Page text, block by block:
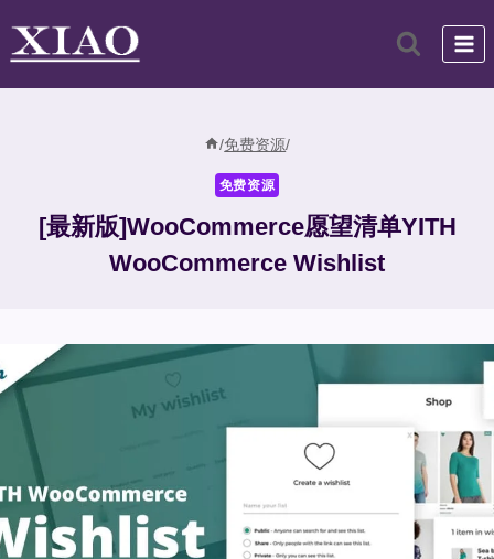
/免费资源/
免费资源
[最新版]WooCommerce愿望清单YITH
WooCommerce Wishlist